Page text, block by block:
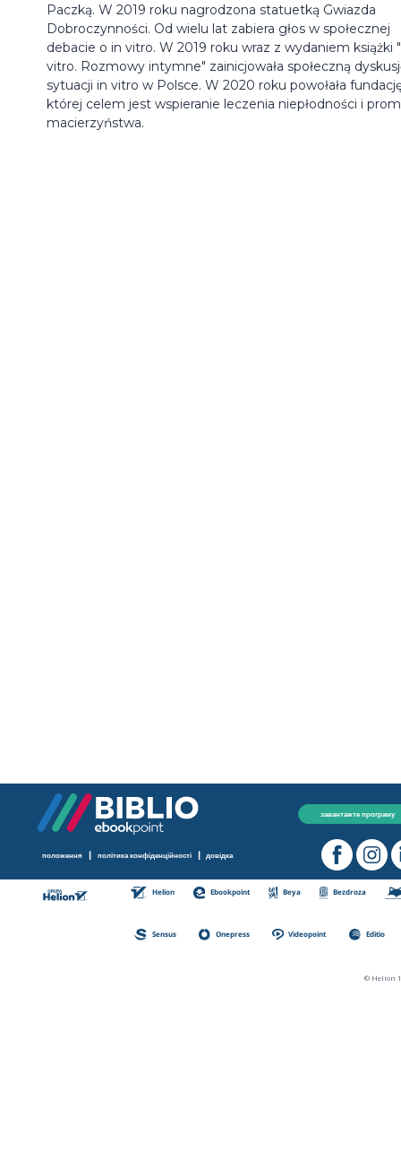
Paczką. W 2019 roku nagrodzona statuetką Gwiazda
Dobroczynności. Od wielu lat zabiera głos w społecznej
debacie o in vitro. W 2019 roku wraz z wydaniem książki
vitro. Rozmowy intymne" zainicjowała społeczną
sytuacji in vitro w Polsce. W 2020 roku powołała
której celem jest wspieranie leczenia niepłodności i
macierzyństwa.
завантажте програму
положення | політика конфіденційності | довідка
Helion Ebookpoint Beya Bezdroza
Sensus Onepress Videopoint Editio
© Helion